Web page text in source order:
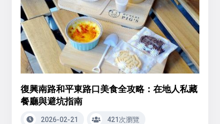
復興南路和平東路口美食全攻略：在地人私藏
餐廳與避坑指南
2026-02-21 421次瀏覽